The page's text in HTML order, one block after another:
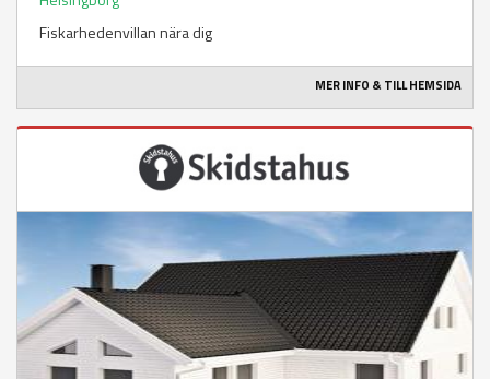
Fiskarhedenvillan nära dig
MER INFO & TILL HEMSIDA